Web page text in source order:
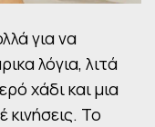
για να
λόγια, λιτά
χάδι και μια
κινήσεις. Το